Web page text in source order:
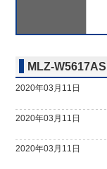
MLZ-
2020年03月11日
2020年03月11日
2020年03月11日